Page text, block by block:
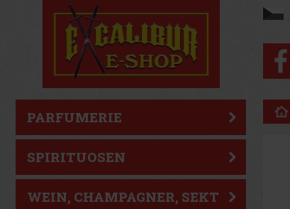
PARFUMERIE
SPIRITUOSEN
WEIN, CHAMPAGNER, SEKT